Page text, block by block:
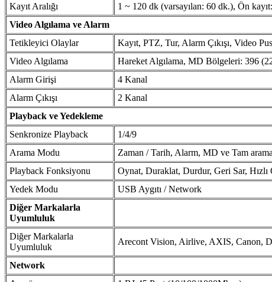
Kayıt Aralığı
1 ~ 120 dk (varsayılan: 60 dk.), Ön
Video Algılama ve Alarm
Tetikleyici Olaylar
Kayıt, PTZ, Tur, Alarm Çıkışı, Video
Video Algılama
Hareket Algılama, MD Bölgeleri: 396
Alarm Girişi
4 Kanal
Alarm Çıkışı
2 Kanal
Playback ve Yedekleme
Senkronize Playback
1/4/9
Arama Modu
Zaman / Tarih, Alarm, MD ve Tam
Playback Fonksiyonu
Oynat, Duraklat, Durdur, Geri Sar,
Yedek Modu
USB Aygıtı / Network
Diğer Markalarla
Uyumluluk
Diğer Markalarla
Uyumluluk
Arecont Vision, Airlive, AXIS, Canon,
Network